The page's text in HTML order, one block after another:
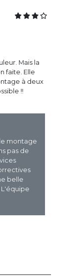
Mais la
faite. Elle
à deux
!!
montage
pas de
belle